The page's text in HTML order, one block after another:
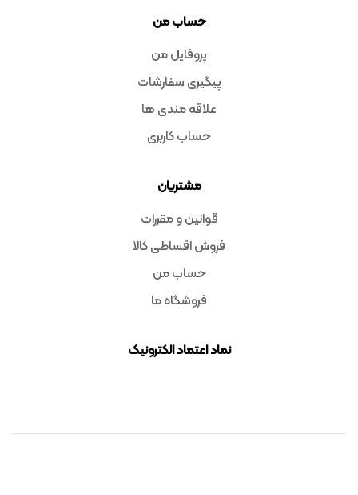
حساب من
پروفایل من
پیگیری سفارشات
علاقه مندی ها
حساب کاربری
مشتریان
قوانین و مقررات
فروش اقساطی کالا
حساب من
فروشگاه ما
نماد اعتماد الکترونیک